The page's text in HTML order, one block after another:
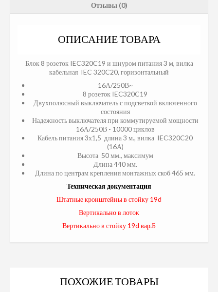
Отзывы (0)
ОПИСАНИЕ ТОВАРА
Блок 8 розеток IEC320C19 и шнуром питания 3 м, вилка
кабельная IEC 320C20, горизонтальный
16А/250В~
8 розеток IEC320C19
Двухполюсный выключатель с подсветкой включенного
состояния
Надежность выключателя при коммутируемой мощности
16А/250В - 10000 циклов
Кабель питания 3х1,5 длина 3 м., вилка IEC320C20
(16А)
Высота 50 мм., максимум
Длина 440 мм.
Длина по центрам крепления монтажных скоб 465 мм.
Техническаядокументация
Штатные кронштейны в стойку 19d
Вертикально в лоток
Вертикально в стойку 19d вар.Б
ПОХОЖИЕ ТОВАРЫ